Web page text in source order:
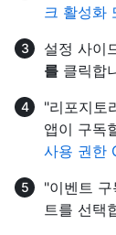
크 활성화
설정 사이
를 클릭합
"리포지토
앱이 구독
사용 권한
"이벤트
트를 선택